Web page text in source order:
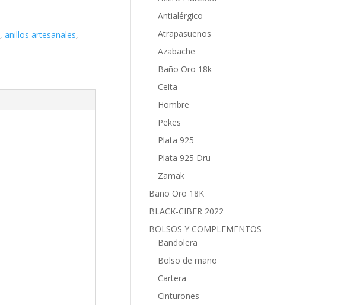
,anillos artesanales,
Antialérgico
Atrapasueños
Azabache
Baño Oro 18k
Celta
Hombre
Pekes
Plata 925
Plata 925 Dru
Zamak
Baño Oro 18K
BLACK-CIBER 2022
BOLSOS Y COMPLEMENTOS
Bandolera
Bolso de mano
Cartera
Cinturones